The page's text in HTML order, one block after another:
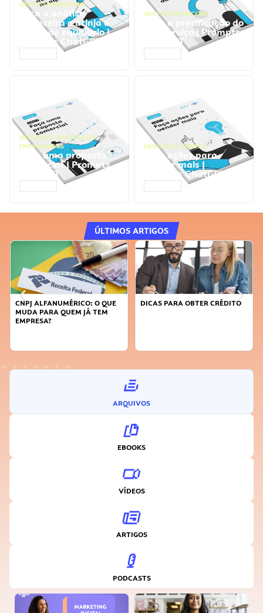
GESTÃO FINANCEIRA
Faça a análise
financeira e atinja o
ponto de equilíbrio |
Prompts ChatGPT
GESTÃO FINANCEIRA
Faça a precificação do
seu serviço | Prompts
ChatGPT
NEGÓCIOS, PROCESSOS
EMPRESARIAIS
Faça uma proposta
comercial | Prompts
ChatGPT
NEGÓCIOS, VENDAS
Faça ações para
vender mais |
Prompts ChatGPT
ÚLTIMOS ARTIGOS
O QUE
QUEM JÁ TEM
DICAS PARA OBTER CRÉDITO
FAÇA A
ARQUIVOS
EBOOKS
VÍDEOS
ARTIGOS
PODCASTS